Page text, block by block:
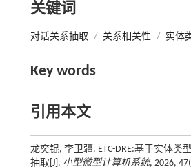
关键词
对话关系抽取 / 关系相关性 / 实体
Key words
引用本文
龙奕锟, 李卫疆. ETC-DRE:基于实体类
抽取[J]. 小型微型计算机系统, 2026,